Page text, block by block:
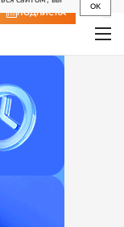
OK
ПОДПИСКА